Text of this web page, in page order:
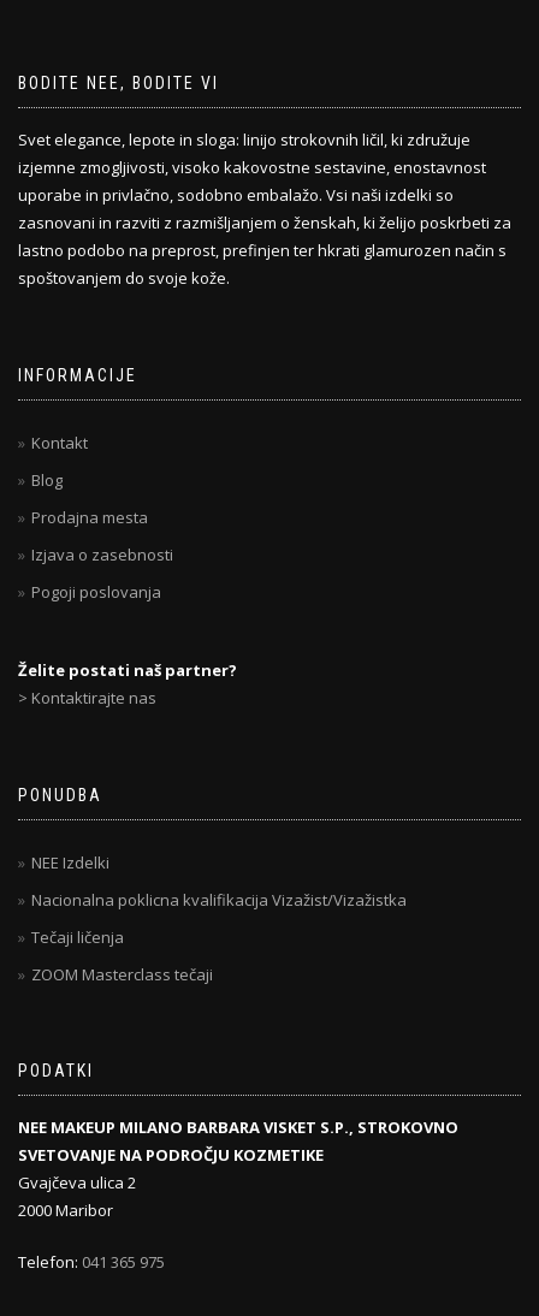
BODITE NEE, BODITE VI
Svet elegance, lepote in sloga: linijo strokovnih ličil, ki združuje
izjemne zmogljivosti, visoko kakovostne sestavine, enostavnost
uporabe in privlačno, sodobno embalažo. Vsi naši izdelki so
zasnovani in razviti z razmišljanjem o ženskah, ki želijo poskrbeti za
lastno podobo na preprost, prefinjen ter hkrati glamurozen način s
spoštovanjem do svoje kože.
INFORMACIJE
Kontakt
Blog
Prodajna mesta
Izjava o zasebnosti
Pogoji poslovanja
Želite postati naš partner?
> Kontaktirajte nas
PONUDBA
NEE Izdelki
Nacionalna poklicna kvalifikacija Vizažist/Vizažistka
Tečaji ličenja
ZOOM Masterclass tečaji
PODATKI
NEE MAKEUP MILANO BARBARA VISKET S.P., STROKOVNO
SVETOVANJE NA PODROČJU KOZMETIKE
Gvajčeva ulica 2
2000 Maribor
Telefon: 041 365 975